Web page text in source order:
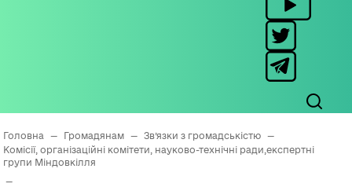
Головна — Громадянам — Зв’язки з громадськістю
—
Комісії, організаційні комітети, науково-технічні ради,експертні
групи Міндовкілля
—